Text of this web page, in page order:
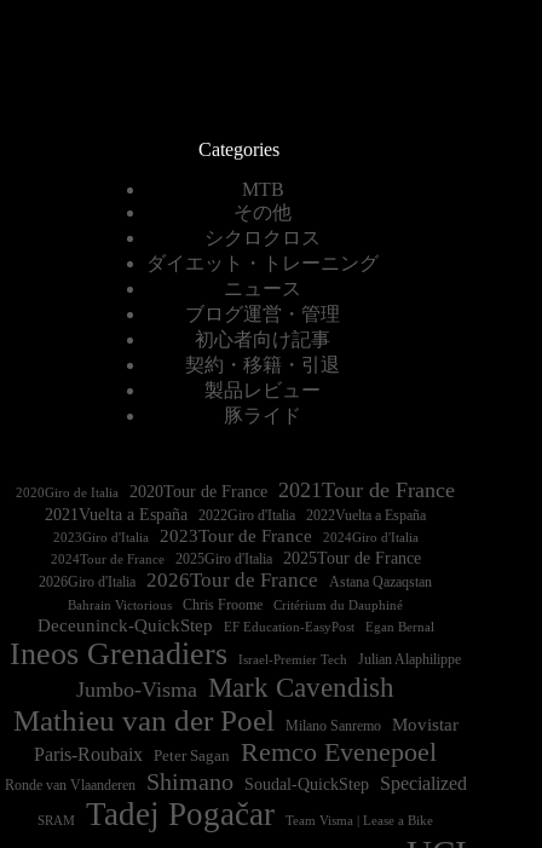
Categories
MTB
その他
シクロクロス
ダイエット・トレーニング
ニュース
ブログ運営・管理
初心者向け記事
契約・移籍・引退
製品レビュー
豚ライド
2020Giro de Italia 2020Tour de France 2021Tour de France
2021Vuelta a España 2022Vuelta a España
2023Giro d'Italia 2023Tour de France
2024Tour de France
2025Giro d'Italia 2025Tour de France
2026Giro d'Italia 2026Tour de France Astana Qazaqstan
Bahrain Victorious Chris Froome Critérium du Dauphiné
Deceuninck-QuickStep EF Education-EasyPost Egan Bernal
Ineos Grenadiers Israel-Premier Tech Julian Alaphilippe
Jumbo-Visma Mark Cavendish
Mathieu van der Poel Milano Sanremo
Movistar
Paris-Roubaix
Peter Sagan Remco Evenepoel
Ronde van Vlaanderen Shimano Soudal-QuickStep Specialized
SRAM Tadej Pogačar Team Visma | Lease a Bike